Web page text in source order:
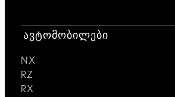
ავტომობილები
NX
RZ
RX